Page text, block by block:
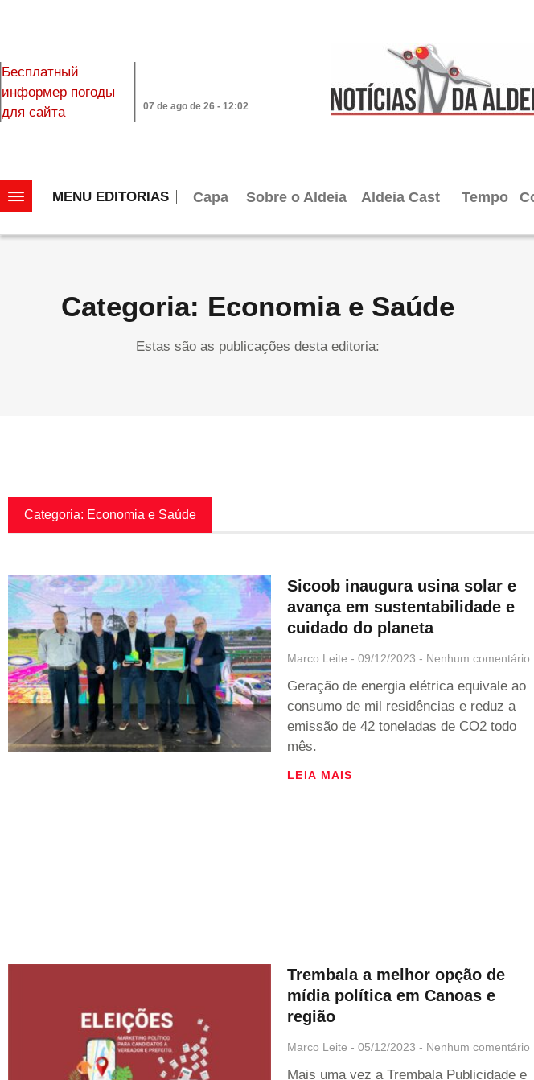
Бесплатный
информер погоды
для сайта
07 de ago de 26 - 12:02
MENU EDITORIAS Capa Sobre o Aldeia Aldeia Cast Tempo
Categoria: Economia e Saúde
Estas são as publicações desta editoria:
Categoria: Economia e Saúde
Sicoob inaugura usina solar e
avança em sustentabilidade e
cuidado do planeta
Marco Leite 09/12/2023 Nenhum comentário
Geração de energia elétrica equivale ao
consumo de mil residências e reduz a
emissão de 42 toneladas de CO2 todo
mês.
LEIA MAIS
Trembala a melhor opção de
mídia política em Canoas e
região
Marco Leite 05/12/2023 Nenhum comentário
Mais uma vez a Trembala Publicidade e